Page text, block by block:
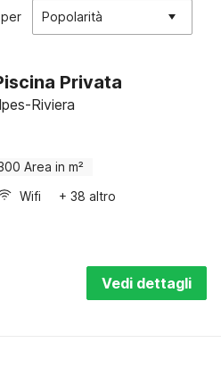
Popolarità
Privata
Riviera
Area in m²
Wifi + 38 altro
Vedi dettagli